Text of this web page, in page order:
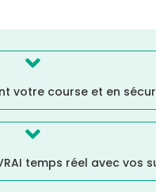

votre course et en

temps réel avec vos